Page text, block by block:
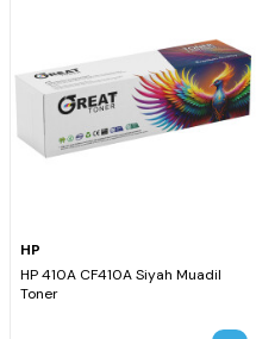
HP
HP 410A CF410A Siyah Muadil
Toner